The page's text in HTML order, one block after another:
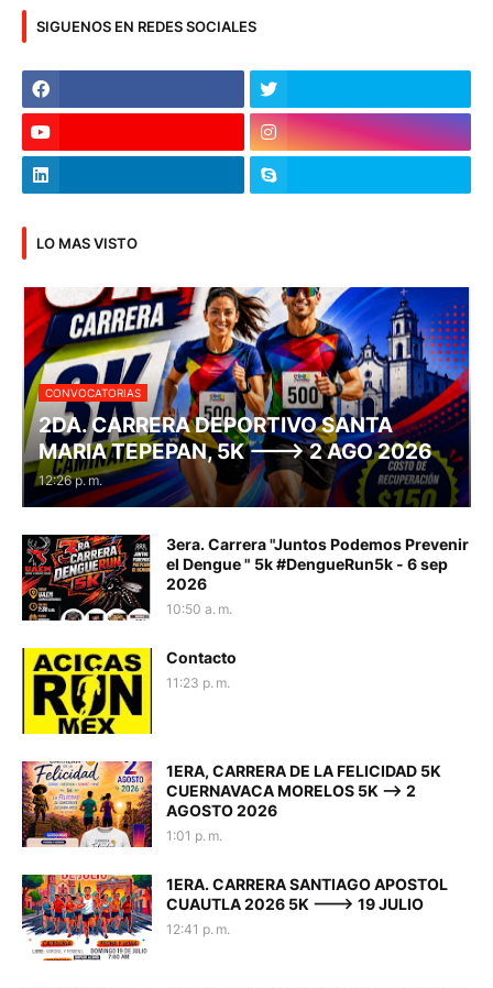
SIGUENOS EN REDES SOCIALES
LO MAS VISTO
CONVOCATORIAS
2DA. CARRERA DEPORTIVO SANTA
MARIA TEPEPAN, 5K ---> 2 AGO 2026
12:26 p. m.
3era. Carrera "Juntos Podemos Prevenir
el Dengue " 5k #DengueRun5k - 6 sep
2026
10:50 a. m.
Contacto
11:23 p. m.
1ERA, CARRERA DE LA FELICIDAD 5K
CUERNAVACA MORELOS 5K --> 2
AGOSTO 2026
1:01 p. m.
1ERA. CARRERA SANTIAGO APOSTOL
CUAUTLA 2026 5K ---> 19 JULIO
12:41 p. m.